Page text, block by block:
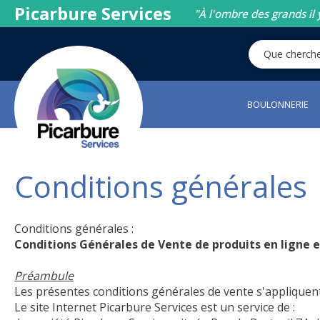
Picarbure Services "À l'ombre des grands
BOULONNERIE
Conditions générales
Conditions générales :
Conditions Générales de Vente de produits en ligne
Préambule
Les présentes conditions générales de vente
Le site Internet Picarbure Services est un service de :